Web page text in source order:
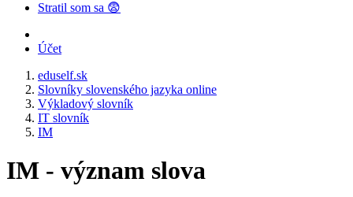
Stratil som sa 😨
Účet
eduself.sk
Slovníky slovenského jazyka online
Výkladový slovník
IT slovník
IM
IM - význam slova